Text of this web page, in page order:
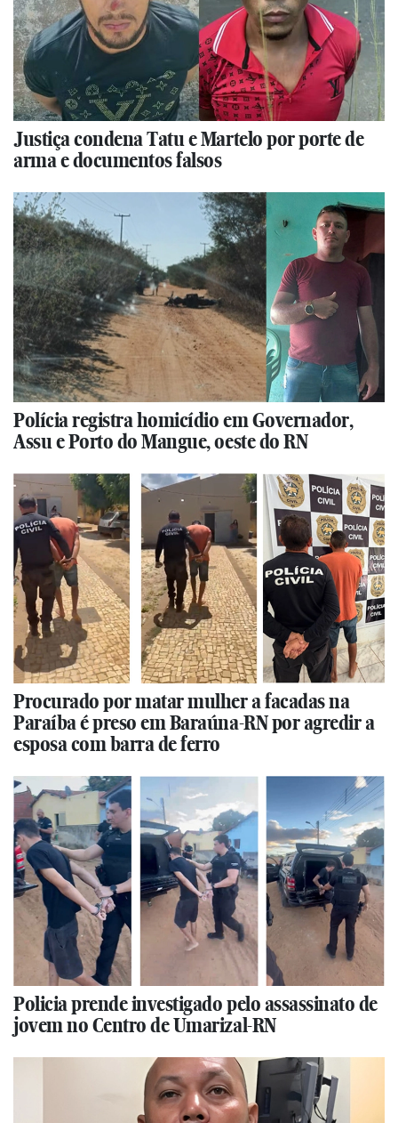
Justiça condena Tatu e Martelo por porte de
arma e documentos falsos
Polícia registra homicídio em Governador,
Assu e Porto do Mangue, oeste do RN
Procurado por matar mulher a facadas na
Paraíba é preso em Baraúna-RN por agredir a
esposa com barra de ferro
Policia prende investigado pelo assassinato de
jovem no Centro de Umarizal-RN